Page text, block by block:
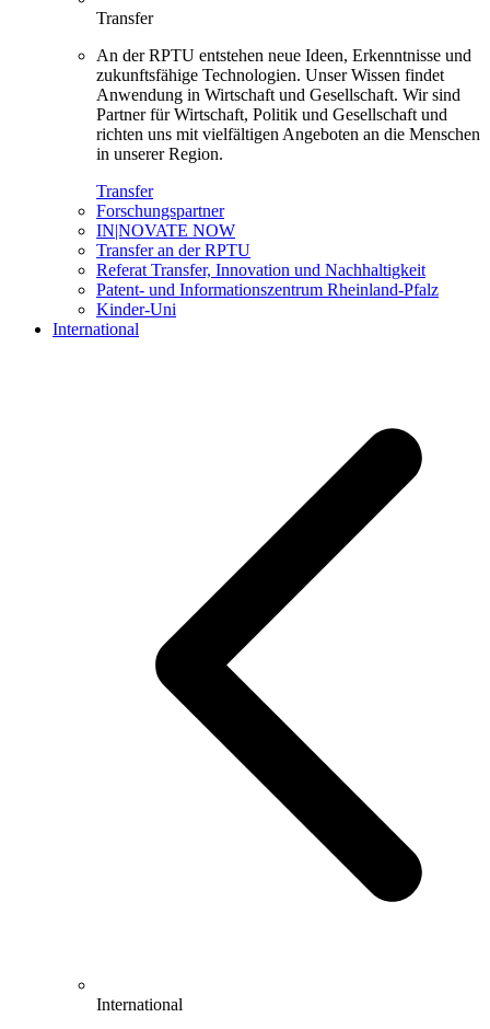
Transfer
An der RPTU entstehen neue Ideen, Erkenntnisse und
zukunftsfähige Technologien. Unser Wissen findet
Anwendung in Wirtschaft und Gesellschaft. Wir sind
Partner für Wirtschaft, Politik und Gesellschaft und
richten uns mit vielfältigen Angeboten an die Menschen
in unserer Region.
Transfer
Forschungspartner
IN|NOVATE NOW
Transfer an der RPTU
Referat Transfer, Innovation und Nachhaltigkeit
Patent- und Informationszentrum Rheinland-Pfalz
Kinder-Uni
International
International